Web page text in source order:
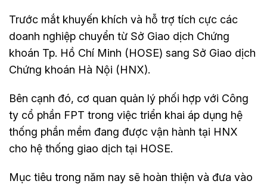
Trước mắt khuyến khích và hỗ trợ tích cực các
doanh nghiệp chuyển từ Sở Giao dịch Chứng
khoán Tp. Hồ Chí Minh (HOSE) sang Sở Giao dịch
Chứng khoán Hà Nội (HNX).
Bên cạnh đó, cơ quan quản lý phối hợp với Công
ty cổ phần FPT trong việc triển khai áp dụng hệ
thống phần mềm đang được vận hành tại HNX
cho hệ thống giao dịch tại HOSE.
Mục tiêu trong năm nay sẽ hoàn thiện và đưa vào